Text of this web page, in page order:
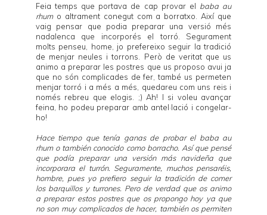
Feia temps que portava de cap provar el baba au
rhumo altrament conegut com a borratxo. Així que
vaig pensar que podia preparar una versió més
nadalenca que incorporés el torró. Segurament
molts penseu, home, jo prefereixo seguir la tradició
de menjar neules i torrons. Però de veritat que us
animo a preparar les postres que us proposo avui ja
que no són complicades de fer, també us permeten
menjar torró i a més a més, quedareu com uns reis i
només rebreu que elogis. ;) Ah! I si voleu avançar
feina, ho podeu preparar amb antel·lació i congelar-
ho!
Hace tiempo que tenía ganas de probar el baba au
rhum o también conocido como borracho. Así que pensé
que podía preparar una versión más navideña que
incorporara el turrón. Seguramente, muchos pensaréis,
hombre, pues yo prefiero seguir la tradición de comer
los barquillos y turrones. Pero de verdad que os animo
a preparar estos postres que os propongo hoy ya que
no son muy complicados de hacer, también os permiten